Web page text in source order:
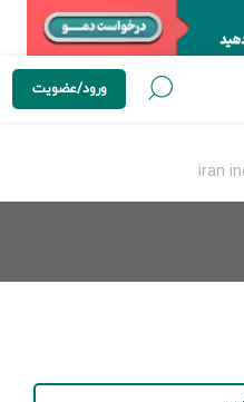
ورود/عضویت